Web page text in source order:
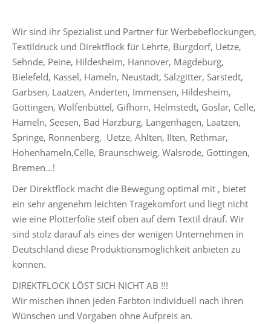
Wir sind ihr Spezialist und Partner für Werbebeflockungen,
Textildruck und Direktflock für Lehrte, Burgdorf, Uetze,
Sehnde, Peine, Hildesheim, Hannover, Magdeburg,
Bielefeld, Kassel, Hameln, Neustadt, Salzgitter, Sarstedt,
Garbsen, Laatzen, Anderten, Immensen, Hildesheim,
Göttingen, Wolfenbüttel, Gifhorn, Helmstedt, Goslar, Celle,
Hameln, Seesen, Bad Harzburg, Langenhagen, Laatzen,
Springe, Ronnenberg, Uetze, Ahlten, Ilten, Rethmar,
Hohenhameln,Celle, Braunschweig, Walsrode, Göttingen,
Bremen…!
Der Direktflock macht die Bewegung optimal mit , bietet
ein sehr angenehm leichten Tragekomfort und liegt nicht
wie eine Plotterfolie steif oben auf dem Textil drauf. Wir
sind stolz darauf als eines der wenigen Unternehmen in
Deutschland diese Produktionsmöglichkeit anbieten zu
können.
DIREKTFLOCK LÖST SICH NICHT AB !!!
Wir mischen ihnen jeden Farbton individuell nach ihren
Wünschen und Vorgaben ohne Aufpreis an.